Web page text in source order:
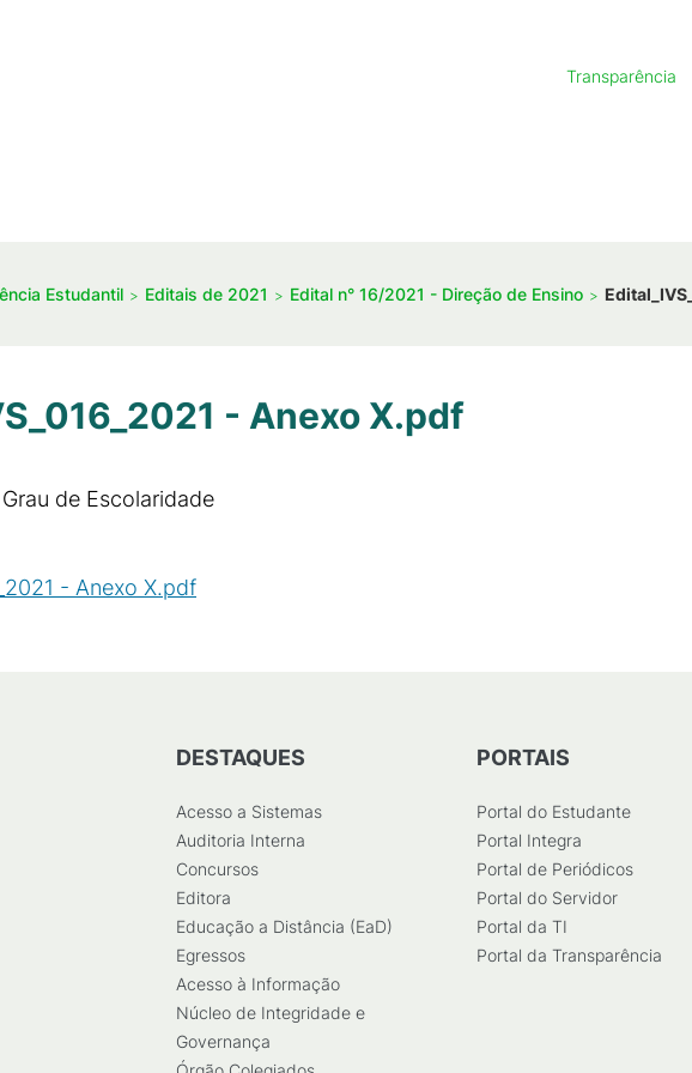
Transparência
Estudantil Editais de 2021 Edital n° 16/2021 - Direção de Ensino
- Anexo X.pdf
de Escolaridade
- Anexo X.pdf
DESTAQUES
Acesso a Sistemas
Auditoria Interna
Concursos
Editora
Educação a Distância (EaD)
Egressos
Acesso à Informação
Núcleo de Integridade e
Governança
PORTAIS
Portal do Estudante
Portal Integra
Portal de Periódicos
Portal do Servidor
Portal da TI
Portal da Transparência